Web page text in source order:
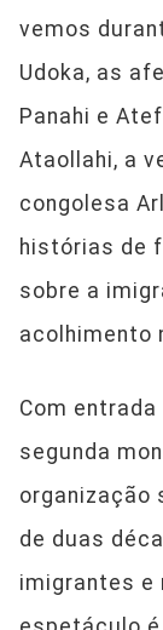
vemos
Udoka, as
Panahi e
Ataollahi, a
congolesa
histórias de
sobre a
acolhimento
Com entrada
segunda
organização
de duas
imigrantes e